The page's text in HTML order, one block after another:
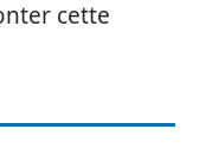
cette